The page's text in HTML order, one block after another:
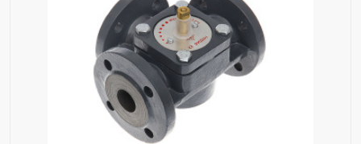
Наличие дренажа:
Нет